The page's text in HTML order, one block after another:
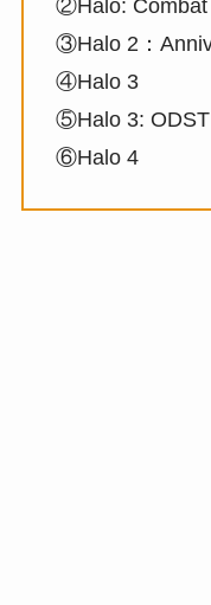
②Halo: Combat
③Halo 2：
④Halo 3
⑤Halo 3: ODST
⑥Halo 4